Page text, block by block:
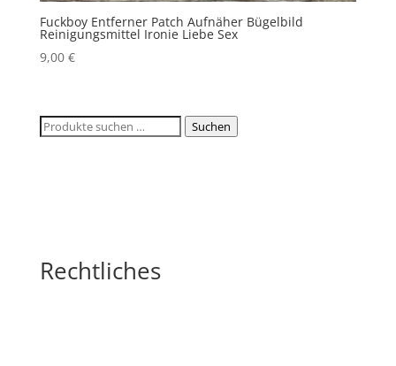
Fuckboy Entferner Patch Aufnäher Bügelbild
Reinigungsmittel Ironie Liebe Sex
9,00 €
Suchen
Suchen
Rechtliches